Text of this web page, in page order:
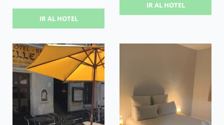
IR AL HOTEL
IR AL HOTEL